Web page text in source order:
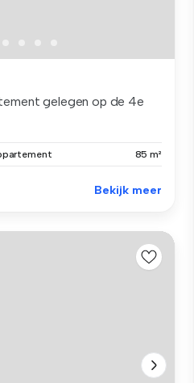
gelegen op de 4e
85 m²
Bekijk meer